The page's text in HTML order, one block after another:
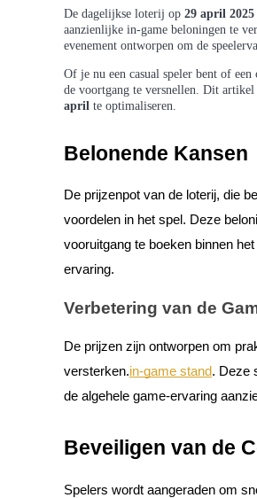
COIN-M-futures
Cryptocurrency-futures
Derivaten voor aandelen, forex,
De dagelijkse loterij op 29 april 2025
aanzienlijke in-game beloningen te
evenement ontworpen om de
Of je nu een casual speler bent of
de voortgang te versnellen. Dit artikel
april te optimaliseren.
Belonende Kansen
De prijzenpot van de loterij, die
voordelen in het spel. Deze
vooruitgang te boeken binnen
ervaring.
Verbetering van de
De prijzen zijn ontworpen om
versterken.in-game stand. Deze
de algehele game-ervaring
Beveiligen van de
Spelers wordt aangeraden om